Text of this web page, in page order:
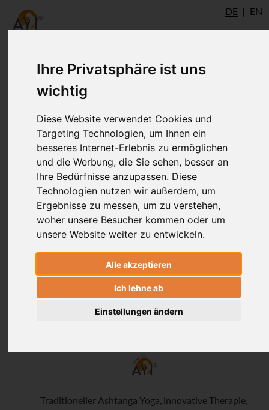
Ihre Privatsphäre ist uns
wichtig
Diese Website verwendet Cookies und
Targeting Technologien, um Ihnen ein
besseres Internet-Erlebnis zu ermöglichen
und die Werbung, die Sie sehen, besser an
Ihre Bedürfnisse anzupassen. Diese
Technologien nutzen wir außerdem, um
Ergebnisse zu messen, um zu verstehen,
woher unsere Besucher kommen oder um
unsere Website weiter zu entwickeln.
Alle akzeptieren
Ich lehne ab
Einstellungen ändern
DE EN
Atem, Bandha, Bewegung -
Alignment von Prana
Mit diesen Aufgaben und Materialien
möchten wir Dir die Möglichkeit geben,
die Inhalte des Modular Therapy Course
(MTC) zu vertiefen und in Deine Praxis
und Unterrichten zu integrieren.
Traditioneller Ashtanga Yoga, innovative Therapie,